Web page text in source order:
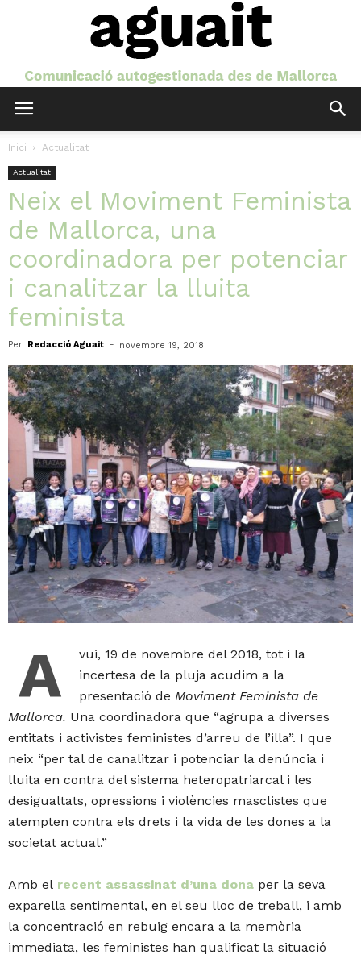
Inici Actualitat
Actualitat
Neix el Moviment Feminista
de Mallorca, una
coordinadora per potenciar
i canalitzar la lluita
feminista
Per Redacció Aguait - novembre 19, 2018
A
vui, 19 de novembre del 2018, tot i la
incertesa de la pluja acudim a la
presentació de Moviment Feminista de
Mallorca. Una coordinadora que “agrupa a diverses
entitats i activistes feministes d’arreu de l’illa”. I que
neix “per tal de canalitzar i potenciar la denúncia i
lluita en contra del sistema heteropatriarcal i les
desigualtats, opressions i violències masclistes que
atempten contra els drets i la vida de les dones a la
societat actual.”
Amb el recent assassinat d’una dona per la seva
exparella sentimental, en el seu lloc de treball, i amb
la concentració en rebuig encara a la memòria
immediata, les feministes han qualificat la situació